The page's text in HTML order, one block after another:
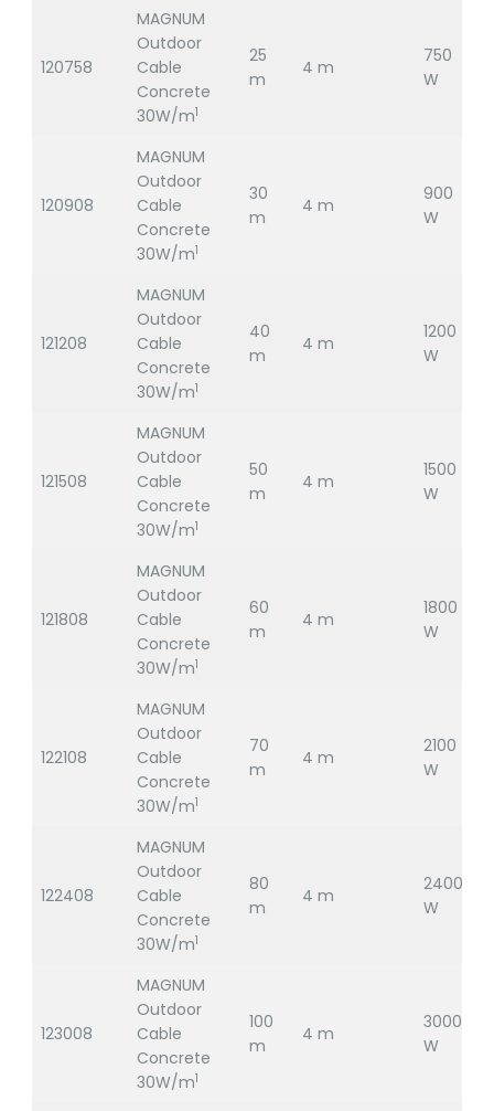
120758
MAGNUM
Outdoor
Cable
Concrete
30W/m1
25
m
4 m
750
W
120908
MAGNUM
Outdoor
Cable
Concrete
30W/m1
30
m
4 m
900
W
121208
MAGNUM
Outdoor
Cable
Concrete
30W/m1
40
m
4 m
1200
W
121508
MAGNUM
Outdoor
Cable
Concrete
30W/m1
50
m
4 m
1500
W
121808
MAGNUM
Outdoor
Cable
Concrete
30W/m1
60
m
4 m
1800
W
122108
MAGNUM
Outdoor
Cable
Concrete
30W/m1
70
m
4 m
2100
W
122408
MAGNUM
Outdoor
Cable
Concrete
30W/m1
80
m
4 m
2400
W
123008
MAGNUM
Outdoor
Cable
Concrete
30W/m1
100
m
4 m
3000
W